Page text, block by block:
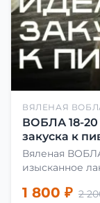
ВЯЛЕНАЯ
ВОБЛА 18-20
закуска к
Вяленая
изысканное
сделать
1 800 ₽ 2